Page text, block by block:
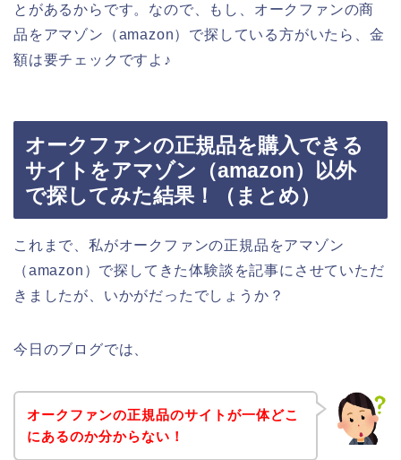
とがあるからです。なので、もし、オークファンの商
品をアマゾン（amazon）で探している方がいたら、金
額は要チェックですよ♪
オークファンの正規品を購入できる
サイトをアマゾン（amazon）以外
で探してみた結果！（まとめ）
これまで、私がオークファンの正規品をアマゾン
（amazon）で探してきた体験談を記事にさせていただ
きましたが、いかがだったでしょうか？
今日のブログでは、
オークファンの正規品のサイトが一体どこ
にあるのか分からない！